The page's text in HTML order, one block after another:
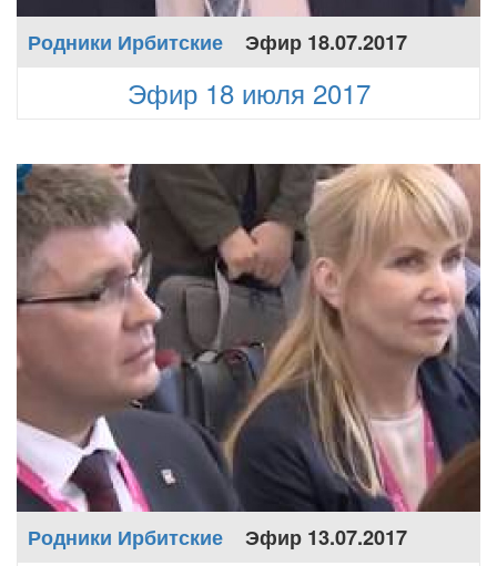
Родники Ирбитские Эфир 18.07.2017
Эфир 18 июля 2017
Родники Ирбитские Эфир 13.07.2017